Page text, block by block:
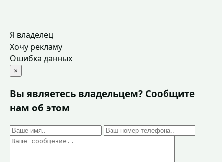
Я владелец
Хочу рекламу
Ошибка данных
×
Вы являетесь владельцем? Сообщите
нам об этом